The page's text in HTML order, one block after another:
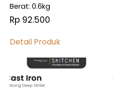
Berat: 0.6kg
Rp 92.500
Detail Produk